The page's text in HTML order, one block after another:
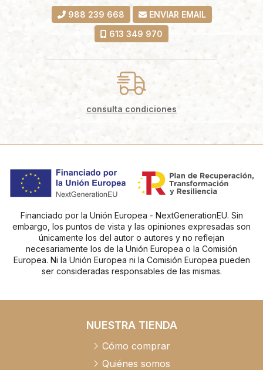
988 239 668
ENVIAR EMAIL
613 349 970
consulta condiciones
Financiado por la Unión Europea - NextGenerationEU. Sin
embargo, los puntos de vista y las opiniones expresadas son
únicamente los del autor o autores y no reflejan
necesariamente los de la Unión Europea o la Comisión
Europea. Ni la Unión Europea ni la Comisión Europea pueden
ser consideradas responsables de las mismas.
NUESTRA TIENDA
Cómo comprar
Quiénes somos